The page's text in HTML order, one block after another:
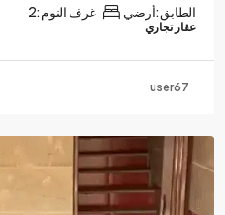
الطابق:أرضي غرف النوم:2
عقار تجاري
user67